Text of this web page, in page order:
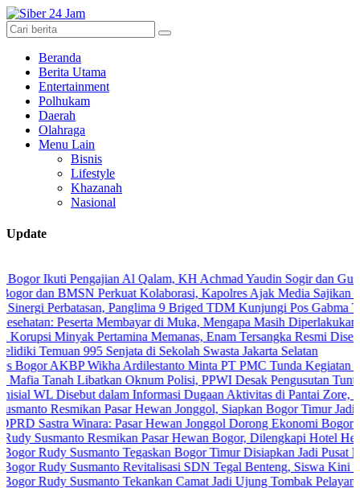
Beranda
Berita Utama
Entertainment
Polhukam
Daerah
Olahraga
Menu Lain
Bisnis
Lifestyle
Khazanah
Nasional
Update
Pengajian Al Qalam, KH Achmad Yaudin Sogir dan Gus Sholeh
BMSN Perkuat Kolaborasi, Kapolres Ajak Media Sajikan Informasi
Panglima 9 Briged TDM Kunjungi Pos Gabma Temajuk
Peserta Membayar di Muka, Mengapa Masih Diperlakukan Berbeda?
Pertamina Memanas, Enam Tersangka Resmi Diseret ke
995 Senjata di Sekolah Swasta Jakarta Selatan
Wikha Ardilestanto Minta PT PMC Tunda Kegiatan Demi
Libatkan Oknum Polisi, PPWI Desak Pengusutan Tuntas Kasus
dalam Informasi Dugaan Aktivitas di Pantai Zore, Bea
Pasar Hewan Jonggol, Siapkan Bogor Timur Jadi Pusat
Winara: Pasar Hewan Jonggol Dorong Ekonomi Bogor Timur
Resmikan Pasar Hewan Bogor, Dilengkapi Hotel Hewan dan
Susmanto Tegaskan Bogor Timur Disiapkan Jadi Pusat
Susmanto Revitalisasi SDN Tegal Benteng, Siswa Kini Belajar
Susmanto Tekankan Camat Jadi Ujung Tombak Pelayanan